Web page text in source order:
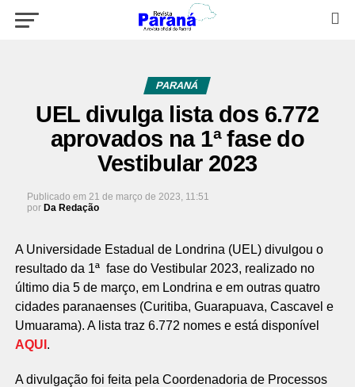
PARANÁ
UEL divulga lista dos 6.772
aprovados na 1ª fase do
Vestibular 2023
Publicado em 21 de março de 2023, 11:51
por Da Redação
A Universidade Estadual de Londrina (UEL) divulgou o
resultado da 1ª fase do Vestibular 2023, realizado no
último dia 5 de março, em Londrina e em outras quatro
cidades paranaenses (Curitiba, Guarapuava, Cascavel e
Umuarama). A lista traz 6.772 nomes e está disponível
AQUI .
A divulgação foi feita pela Coordenadoria de Processos